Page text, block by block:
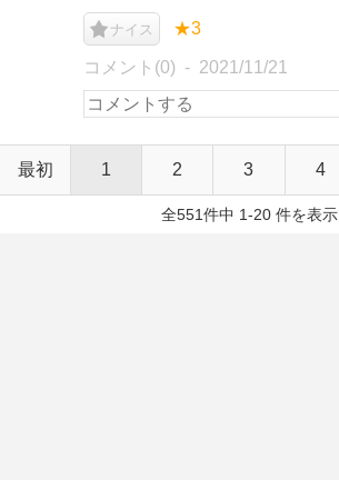
ナイス ★3
コメント(0) 2021/11/21
最初 1 2 3 4
全551件中 1-20 件を表示